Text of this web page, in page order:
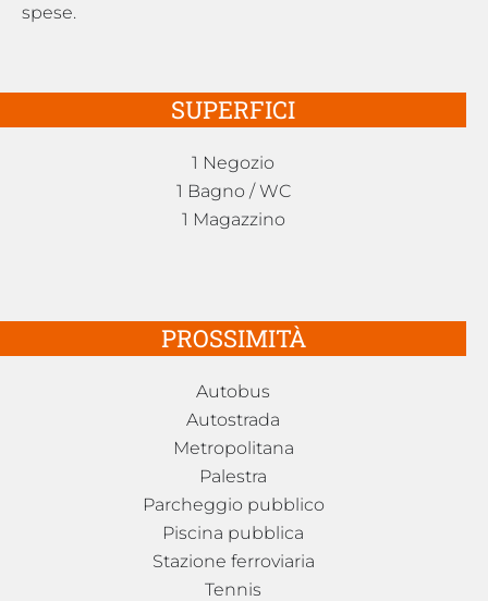
spese.
SUPERFICI
1 Negozio
1 Bagno / WC
1 Magazzino
PROSSIMITÀ
Autobus
Autostrada
Metropolitana
Palestra
Parcheggio pubblico
Piscina pubblica
Stazione ferroviaria
Tennis